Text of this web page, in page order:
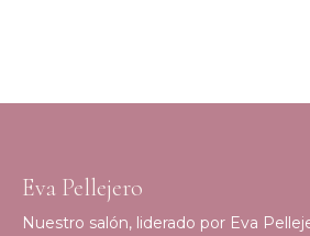
Eva Pellejero
Nuestro salón, liderado por Eva